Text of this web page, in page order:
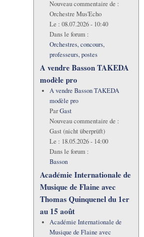
Nouveau commentaire de :
Orchestre Mus'Echo
Le : 08.07.2026 - 10:40
Dans le forum :
Orchestres, concours,
professeurs, postes
A vendre Basson TAKEDA
modèle pro
A vendre Basson TAKEDA
modèle pro
ParGast
Nouveau commentaire de :
Gast (nicht überprüft)
Le : 18.05.2026 - 14:00
Dans le forum :
Basson
Académie Internationale de
Musique de Flaine avec
Thomas Quinquenel du 1er
au 15 août
Académie Internationale de
Musique de Flaine avec